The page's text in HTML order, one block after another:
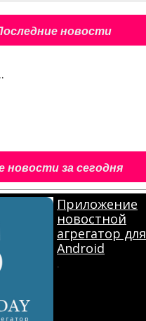
новости
новости за сегодня
Приложение
новостной
агрегатор для
Android
.